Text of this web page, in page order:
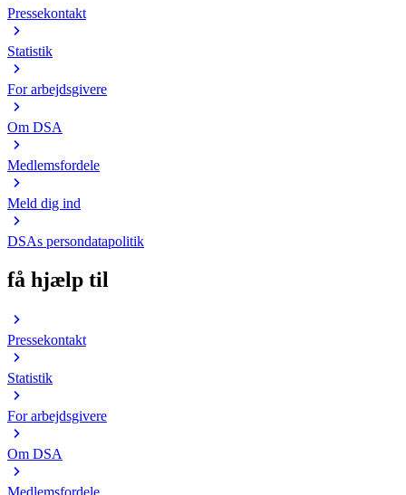
Pressekontakt
Statistik
For arbejdsgivere
Om DSA
Medlemsfordele
Meld dig ind
DSAs persondatapolitik
få hjælp til
Pressekontakt
Statistik
For arbejdsgivere
Om DSA
Medlemsfordele